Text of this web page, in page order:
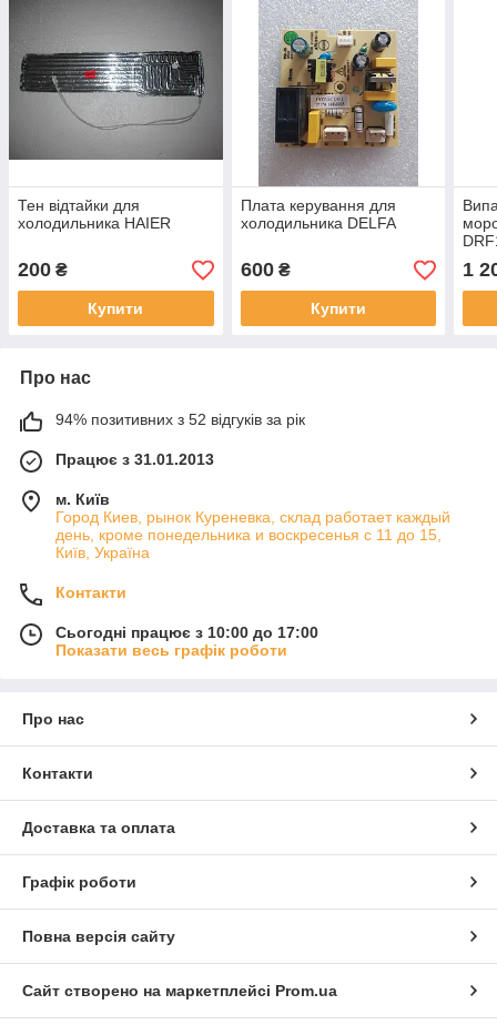
Тен відтайки для
холодильника HAIER
200 ₴
Купити
Плата керування для
холодильника DELFA
600₴
Купити
1
Про нас
94% позитивних з 52 відгуків за рік
Працює з 31.01.2013
м. Київ
Город Киев, рынок Куреневка, склад работает каждый
день, кроме понедельника и воскресенья с 11 до 15,
Київ, Україна
Контакти
Сьогодні працює з 10:00 до 17:00
Показати весь графік роботи
Про нас
Контакти
Доставка та оплата
Графік роботи
Повна версія сайту
Сайт створено на маркетплейсі Prom.ua